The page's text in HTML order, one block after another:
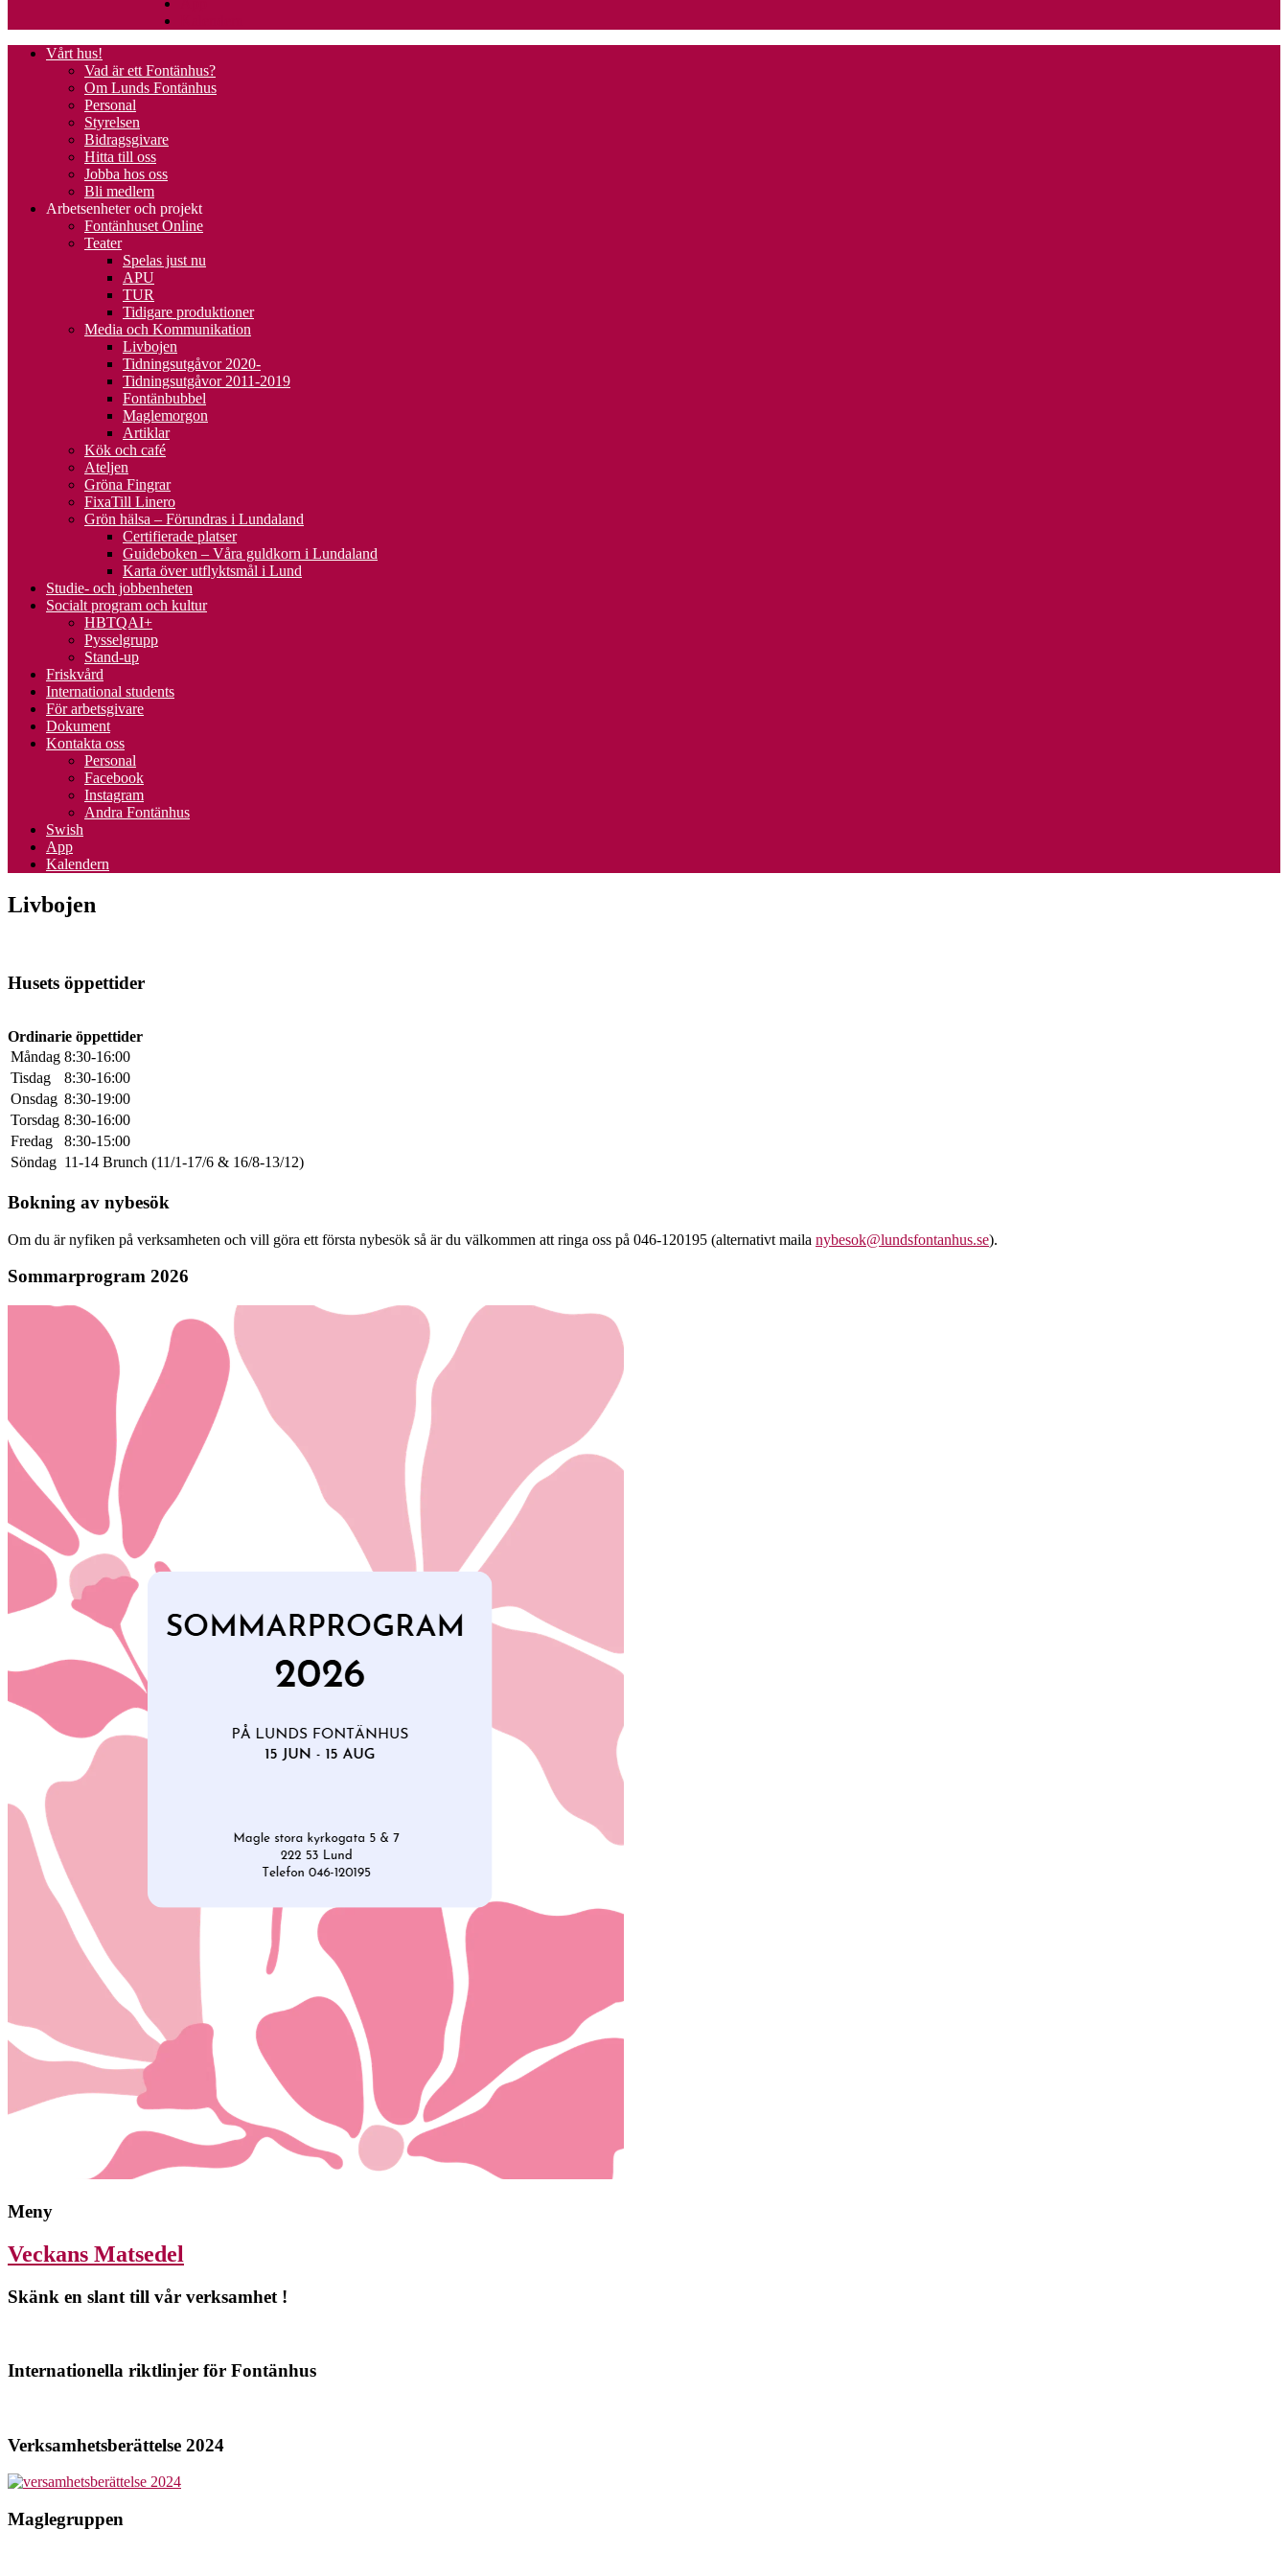
Vårt hus!
Vad är ett Fontänhus?
Om Lunds Fontänhus
Personal
Styrelsen
Bidragsgivare
Hitta till oss
Jobba hos oss
Bli medlem
Arbetsenheter och projekt
Fontänhuset Online
Teater
Spelas just nu
APU
TUR
Tidigare produktioner
Media och Kommunikation
Livbojen
Tidningsutgåvor 2020-
Tidningsutgåvor 2011-2019
Fontänbubbel
Maglemorgon
Artiklar
Kök och café
Ateljen
Gröna Fingrar
FixaTill Linero
Grön hälsa – Förundras i Lundaland
Certifierade platser
Guideboken – Våra guldkorn i Lundaland
Karta över utflyktsmål i Lund
Studie- och jobbenheten
Socialt program och kultur
HBTQAI+
Pysselgrupp
Stand-up
Friskvård
International students
För arbetsgivare
Dokument
Kontakta oss
Personal
Facebook
Instagram
Andra Fontänhus
Swish
App
Kalendern
Livbojen
Husets öppettider
Ordinarie öppettider
Måndag 8:30-16:00
Tisdag
8:30-16:00
Onsdag 8:30-19:00
Torsdag 8:30-16:00
Fredag
8:30-15:00
Söndag 11-14 Brunch (11/1-17/6 & 16/8-13/12)
Bokning av nybesök
Om du är nyfiken på verksamheten och vill göra ett första nybesök så är du välkommen att ringa oss på 046-120195 (alternativt maila nybesok@lundsfontanhus.se).
Sommarprogram 2026
Meny
Veckans Matsedel
Skänk en slant till vår verksamhet !
Internationella riktlinjer för Fontänhus
Verksamhetsberättelse 2024
Maglegruppen